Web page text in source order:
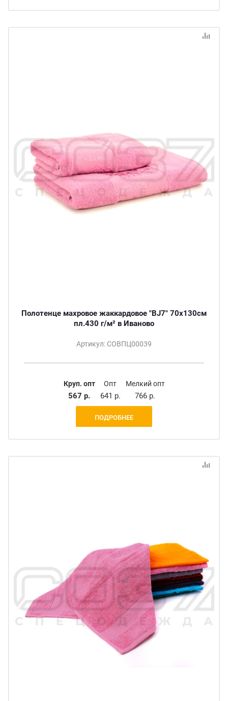
Полотенце махровое жаккардовое "BJ7" 70х130см
пл.430 г/м² в Иваново
Артикул: СОВПЦ00039
Круп. опт
567 р.
Опт
641 р.
Мелкий опт
766 р.
ПОДРОБНЕЕ